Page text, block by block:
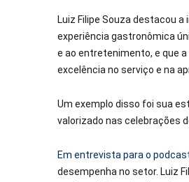
Luiz Filipe Souza destacou
experiência gastronômica
e ao entretenimento, e que
excelência no serviço e na
Um exemplo disso foi sua
valorizado nas celebrações
Em entrevista para o
desempenha no setor. Luiz